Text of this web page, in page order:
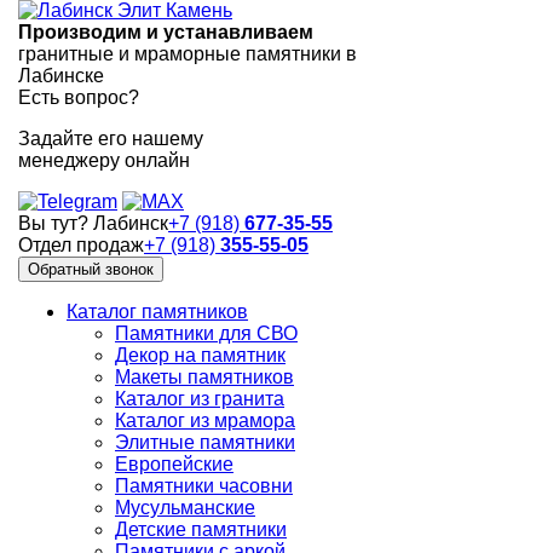
Производим и устанавливаем
гранитные и мраморные памятники в
Лабинске
Есть вопрос?
Задайте его нашему
менеджеру онлайн
Вы тут? Лабинск+7 (918) 677-35-55
Отдел продаж+7 (918) 355-55-05
Обратный звонок
Каталог памятников
Памятники для СВО
Декор на памятник
Макеты памятников
Каталог из гранита
Каталог из мрамора
Элитные памятники
Европейские
Памятники часовни
Мусульманские
Детские памятники